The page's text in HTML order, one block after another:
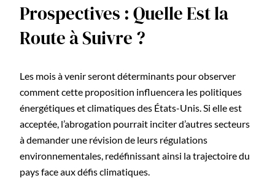
Prospectives : Quelle Est la
Route à Suivre ?
Les mois à venir seront déterminants pour observer
comment cette proposition influencera les politiques
énergétiques et climatiques des États-Unis. Si elle est
acceptée, l’abrogation pourrait inciter d’autres secteurs
à demander une révision de leurs régulations
environnementales, redéfinissant ainsi la trajectoire du
pays face aux défis climatiques.